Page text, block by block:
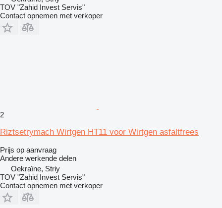
TOV "Zahid Invest Servis"
Contact opnemen met verkoper
2
Riztsetrymach Wirtgen HT11 voor Wirtgen asfaltfrees
Prijs op aanvraag
Andere werkende delen
Oekraïne, Striy
TOV "Zahid Invest Servis"
Contact opnemen met verkoper